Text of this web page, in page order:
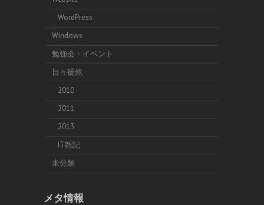
WordPress
Windows
勉強会・イベント
日々徒然
2010
2011
2013
IT雑記
未分類
メタ情報